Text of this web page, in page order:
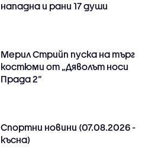
нападна и рани 17 души
Мерил Стрийп пуска на търг
костюми от „Дяволът носи
Прада 2“
Спортни новини (07.08.2026 -
късна)